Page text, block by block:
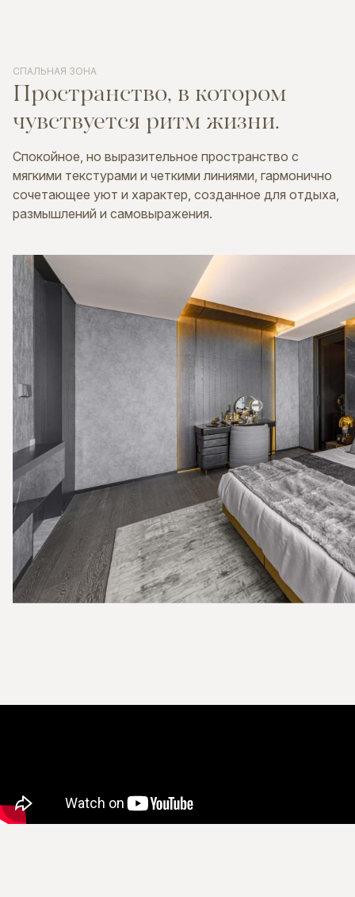
СПАЛЬНАЯ ЗОНА
Пространство, в котором
чувствуется ритмжизни.
Спокойное, но выразительное пространство с
мягкими текстурами и четкими линиями, гармонично
сочетающее уют и характер, созданное для отдыха,
размышлений и самовыражения.